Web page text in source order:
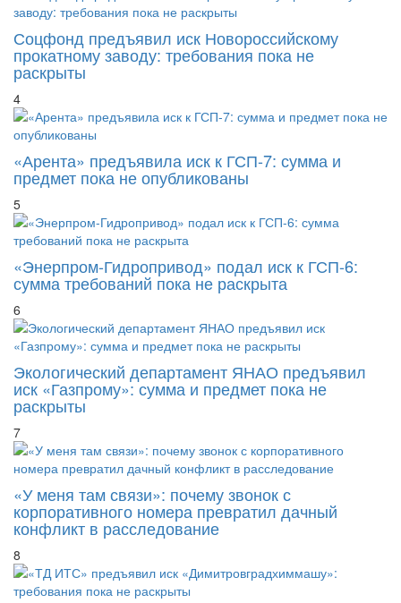
Соцфонд предъявил иск Новороссийскому
прокатному заводу: требования пока не
раскрыты
4
«Арента» предъявила иск к ГСП-7: сумма и
предмет пока не опубликованы
5
«Энерпром-Гидропривод» подал иск к ГСП-6:
сумма требований пока не раскрыта
6
Экологический департамент ЯНАО предъявил
иск «Газпрому»: сумма и предмет пока не
раскрыты
7
«У меня там связи»: почему звонок с
корпоративного номера превратил дачный
конфликт в расследование
8